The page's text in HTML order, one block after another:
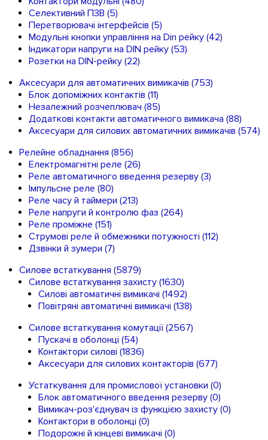
Селективний ПЗВ (5)
Перетворювачі інтерфейсів (5)
Модульні кнопки управління на Din рейку (42)
Індикатори напруги на DIN рейку (53)
Розетки на DIN-рейку (22)
Аксесуари для автоматичних вимикачів (753)
Блок допоміжних контактів (11)
Незалежний розчеплювач (85)
Додаткові контакти автоматичного вимикача (88)
Аксесуари для силових автоматичних вимикачів (574)
Релейне обладнання (856)
Електромагнітні реле (26)
Реле автоматичного введення резерву (3)
Імпульсне реле (80)
Реле часу й таймери (213)
Реле напруги й контролю фаз (264)
Реле проміжне (151)
Струмові реле й обмежники потужності (112)
Дзвінки й зумери (7)
Силове встаткування (5879)
Силове встаткування захисту (1630)
Силові автоматичні вимикачі (1492)
Повітряні автоматичні вимикачі (138)
Силове встаткування комутації (2567)
Пускачі в оболонці (54)
Контактори силові (1836)
Аксесуари для силових контакторів (677)
Устаткування для промислової установки (0)
Блок автоматичного введення резерву (0)
Вимикач-роз'єднувач із функцією захисту (0)
Контактори в оболонці (0)
Подорожні й кінцеві вимикачі (0)